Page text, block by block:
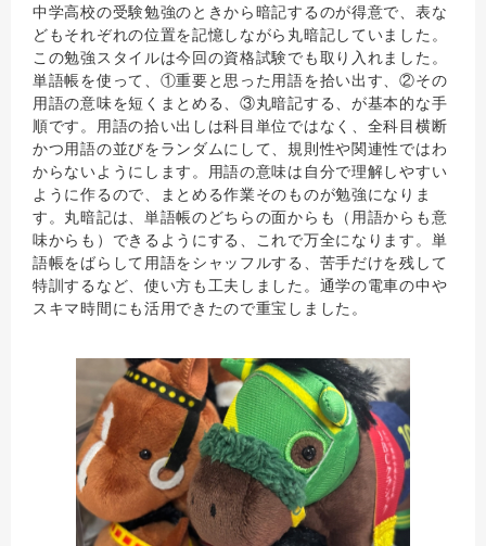
中学高校の受験勉強のときから暗記するのが得意で、表な
どもそれぞれの位置を記憶しながら丸暗記していました。
この勉強スタイルは今回の資格試験でも取り入れました。
単語帳を使って、①重要と思った用語を拾い出す、②その
用語の意味を短くまとめる、③丸暗記する、が基本的な手
順です。用語の拾い出しは科目単位ではなく、全科目横断
かつ用語の並びをランダムにして、規則性や関連性ではわ
からないようにします。用語の意味は自分で理解しやすい
ように作るので、まとめる作業そのものが勉強になりま
す。丸暗記は、単語帳のどちらの面からも（用語からも意
味からも）できるようにする、これで万全になります。単
語帳をばらして用語をシャッフルする、苦手だけを残して
特訓するなど、使い方も工夫しました。通学の電車の中や
スキマ時間にも活用できたので重宝しました。